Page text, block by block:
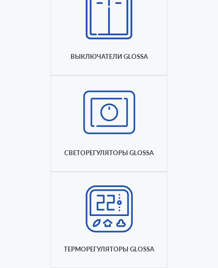
ВЫКЛЮЧАТЕЛИ GLOSSA
СВЕТОРЕГУЛЯТОРЫ GLOSSA
ТЕРМОРЕГУЛЯТОРЫ GLOSSA